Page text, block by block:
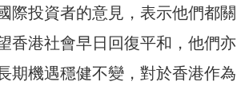
際投資者的意見，表示他們都關
香港社會早日回復平和，他們亦
期機遇穩健不變，對於香港作為